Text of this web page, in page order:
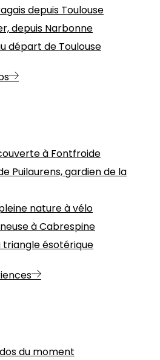
depuis Toulouse
depuis Narbonne
départ de Toulouse
à Fontfroide
Puilaurens, gardien de la
nature à vélo
à Cabrespine
triangle ésotérique
du moment